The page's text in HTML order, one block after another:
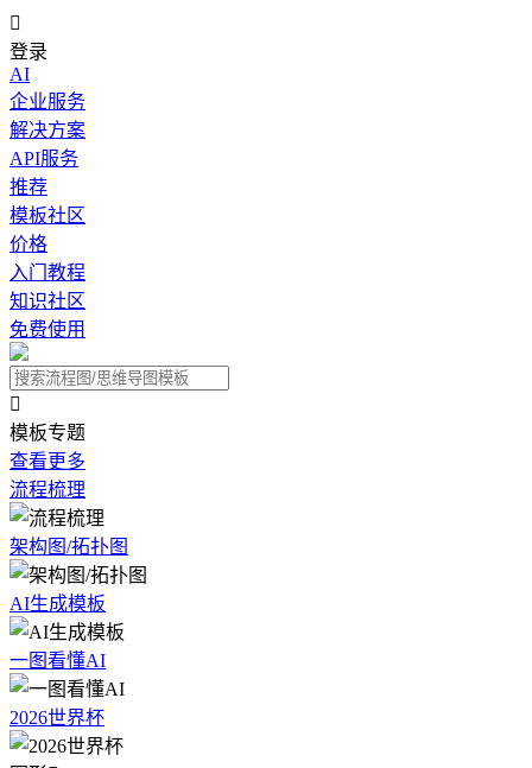

登录
AI
企业服务
解决方案
API服务
推荐
模板社区
价格
入门教程
知识社区
免费使用

模板专题
查看更多
流程梳理
架构图/拓扑图
AI生成模板
一图看懂AI
2026世界杯